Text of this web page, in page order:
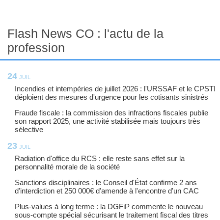
21
Réforme DCG DSCG 2026 : nouveaux programmes, calendrier
et impacts pour la filière
Programme DSCG 2026 : réforme des épreuves, grade de
master et encadrement de l'IA
Facturation électronique : la TVA sur la marge bénéficiaire (cas
d'usage n°33)
Deloitte industrialise l'IA agentique dans son audit mondial
mali
Salaire du directeur financier en 2026 : grille par expérience et
région
La technologie avance vite, les habitudes moins : le défi humain
Comptabilisation de l'intéressement des salariés : écritures et
Flash News CO : l'actu de la
profession
24 JUIL
Incendies et intempéries de juillet 2026 : l'URSSAF et le CPSTI
déploient des mesures d'urgence pour les cotisants sinistrés
Fraude fiscale : la commission des infractions fiscales publie
son rapport 2025, une activité stabilisée mais toujours très
sélective
23 JUIL
Radiation d'office du RCS : elle reste sans effet sur la
personnalité morale de la société
Sanctions disciplinaires : le Conseil d'État confirme 2 ans
d'interdiction et 250 000€ d'amende à l'encontre d'un CAC
Plus-values à long terme : la DGFiP commente le nouveau
sous-compte spécial sécurisant le traitement fiscal des titres